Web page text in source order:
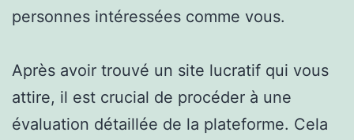
personnes intéressées comme vous.
Après avoir trouvé un site lucratif qui vous
attire, il est crucial de procéder à une
évaluation détaillée de la plateforme. Cela